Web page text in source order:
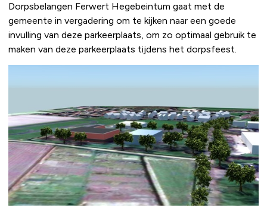
Dorpsbelangen Ferwert Hegebeintum gaat met de
gemeente in vergadering om te kijken naar een goede
invulling van deze parkeerplaats, om zo optimaal gebruik te
maken van deze parkeerplaats tijdens het dorpsfeest.